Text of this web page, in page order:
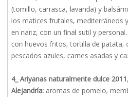
(tomillo, carrasca, lavanda) y
los matices frutales, mediterráneos
en nariz, con un final sutil y
con huevos fritos, tortilla de patata,
pescados azules, carnes asadas y
4_ Ariyanas naturalmente dulce
Alejandría: aromas de pomelo,